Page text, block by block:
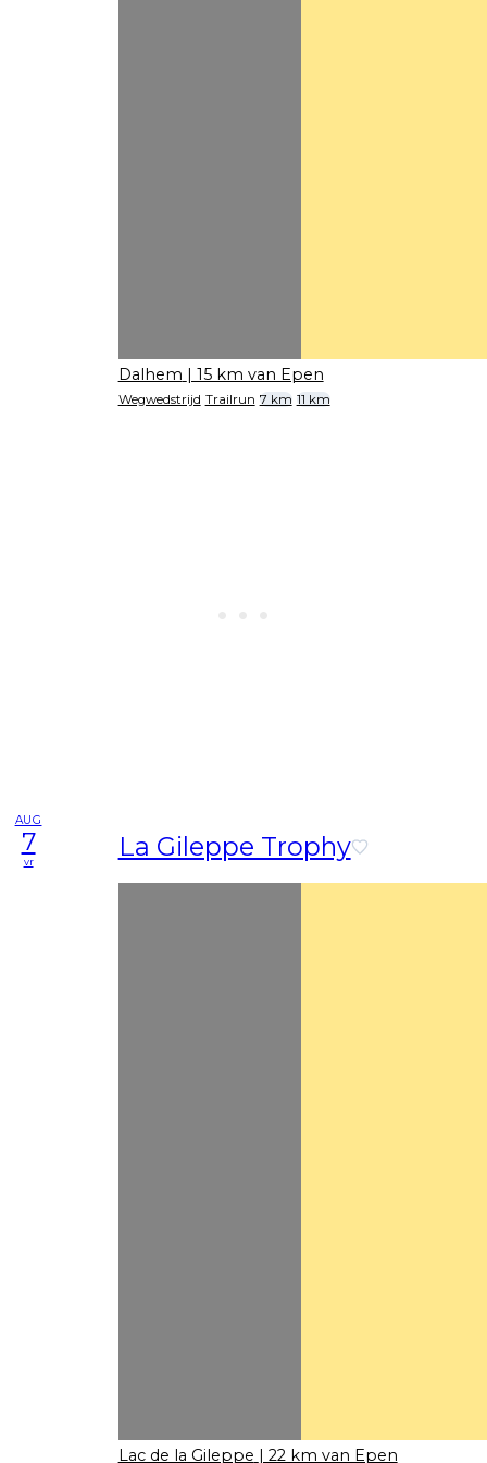
Dalhem | 15 km van Epen
Wegwedstrijd Trailrun 7 km 11 km
AUG
7
vr La Gileppe Trophy
Lac de la Gileppe | 22 km van Epen